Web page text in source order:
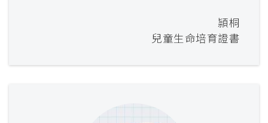
頴桐
兒童生命培育證書